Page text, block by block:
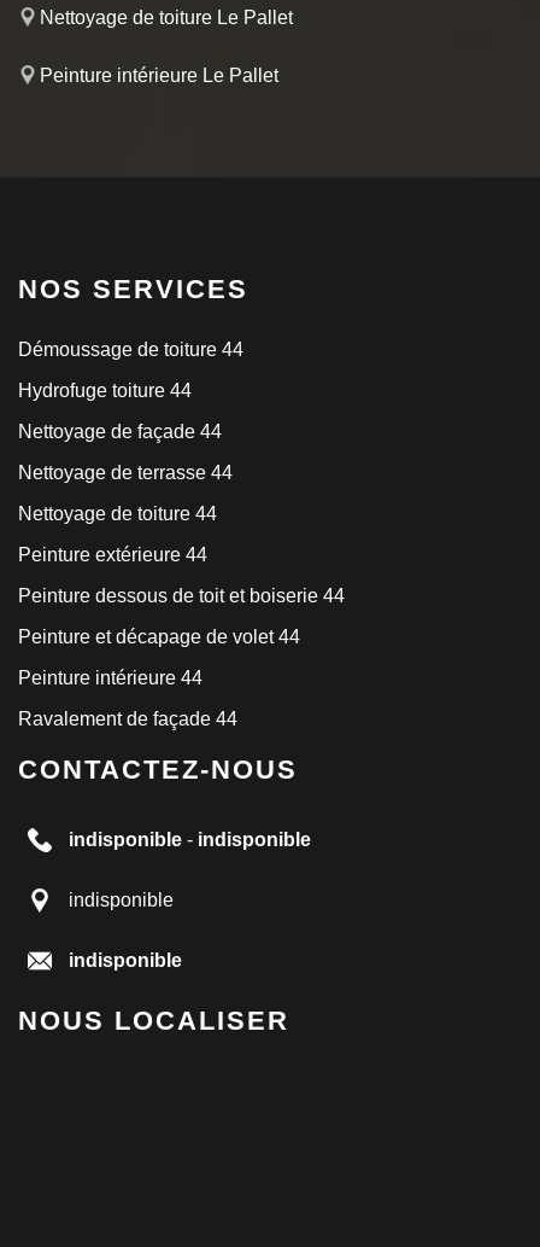
Nettoyage de toiture Le Pallet
Peinture intérieure Le Pallet
NOS SERVICES
Démoussage de toiture 44
Hydrofuge toiture 44
Nettoyage de façade 44
Nettoyage de terrasse 44
Nettoyage de toiture 44
Peinture extérieure 44
Peinture dessous de toit et boiserie 44
Peinture et décapage de volet 44
Peinture intérieure 44
Ravalement de façade 44
CONTACTEZ-NOUS
indisponible - indisponible
indisponible
indisponible
NOUS LOCALISER